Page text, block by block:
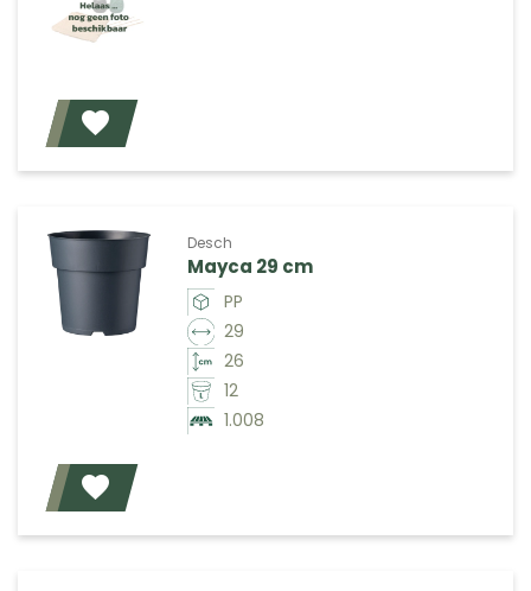
Desch
Mayca 29 cm
PP
29
26
12
1.008